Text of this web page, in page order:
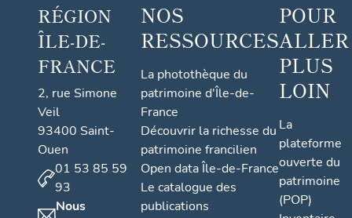
RÉGION
ÎLE-DE-
FRANCE
2, rue Simone
Veil
93400 Saint-
Ouen
01 53 85 59
93
Nous
NOS
RESSOURCES
La photothèque du
patrimoine d'Île-de-
France
Découvrir la richesse du
patrimoine francilien
Open data Île-de-France
Le catalogue des
publications
POUR
ALLER
PLUS
LOIN
La
plateforme
ouverte du
patrimoine
(POP)